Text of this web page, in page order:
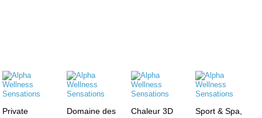
Private
Domaine des
Chaleur 3D
Sport & Spa,